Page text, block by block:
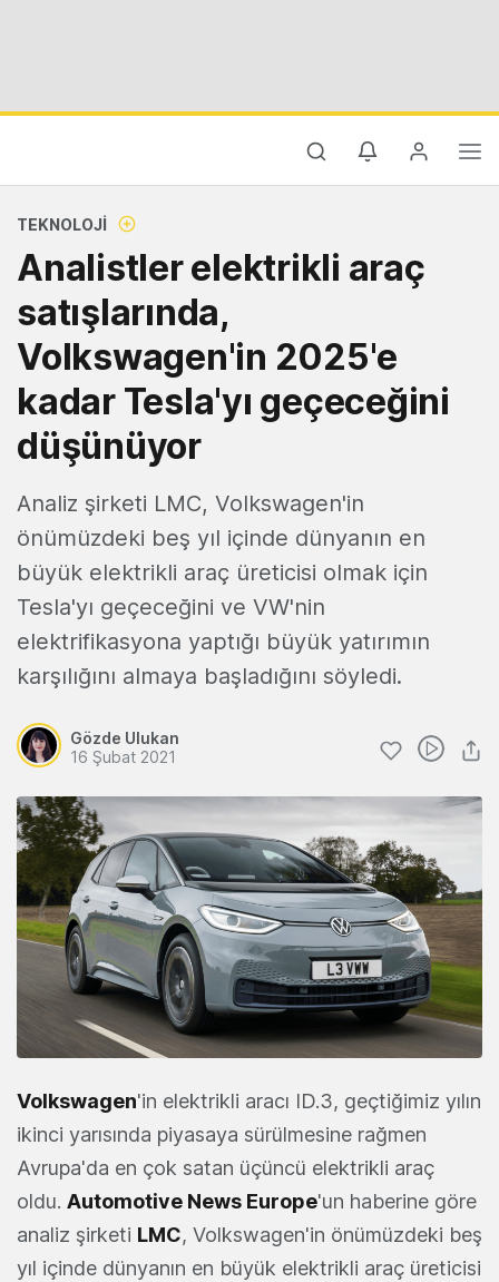
TEKNOLOJI
Analistler elektrikli araç
satışlarında,
Volkswagen'in 2025'e
kadar Tesla'yı geçeceğini
düşünüyor
Analiz şirketi LMC, Volkswagen'in
önümüzdeki beş yıl içinde dünyanın en
büyük elektrikli araç üreticisi olmak için
Tesla'yı geçeceğini ve VW'nin
elektrifikasyona yaptığı büyük yatırımın
karşılığını almaya başladığını söyledi.
Gözde Ulukan
16 Şubat 2021
Volkswagen'in elektrikli aracı ID.3, geçtiğimiz yılın
ikinci yarısında piyasaya sürülmesine rağmen
Avrupa'da en çok satan üçüncü elektrikli araç
oldu. Automotive News Europe'un haberine göre
analiz şirketi LMC, Volkswagen'in önümüzdeki beş
yıl içinde dünyanın en büyük elektrikli araç üreticisi